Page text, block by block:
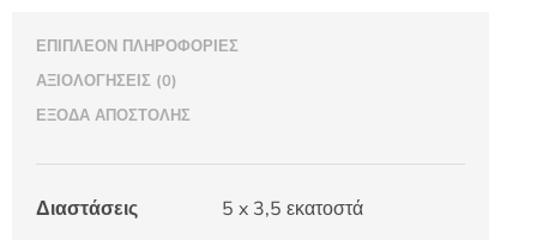
ΕΠΙΠΛΈΟΝ ΠΛΗΡΟΦΟΡΊΕΣ
ΑΞΙΟΛΟΓΉΣΕΙΣ (0)
ΈΞΟΔΑ ΑΠΟΣΤΟΛΉΣ
Διαστάσεις 5 x 3,5 εκατοστά